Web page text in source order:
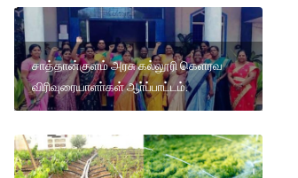
சாத்தான்குளம் அரசு கல்லூரி கெளரவ
விரிவுரையாளா்கள் ஆா்ப்பாட்டம்.